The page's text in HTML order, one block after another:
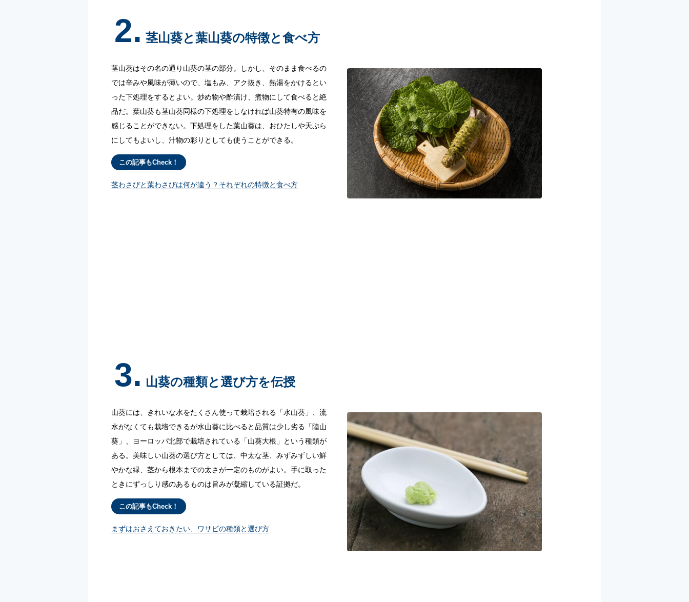
2. 茎山葵と葉山葵の特徴と食べ方
茎山葵はその名の通り山葵の茎の部分。しかし、そのまま食べるの
では辛みや風味が薄いので、塩もみ、アク抜き、熱湯をかけるとい
った下処理をするとよい。炒め物や酢漬け、煮物にして食べると絶
品だ。葉山葵も茎山葵同様の下処理をしなければ山葵特有の風味を
感じることができない。下処理をした葉山葵は、おひたしや天ぷら
にしてもよいし、汁物の彩りとしても使うことができる。
この記事もCheck！
茎わさびと葉わさびは何が違う？それぞれの特徴と食べ方
3. 山葵の種類と選び方を伝授
山葵には、きれいな水をたくさん使って栽培される「水山葵」、流
水がなくても栽培できるが水山葵に比べると品質は少し劣る「陸山
葵」、ヨーロッパ北部で栽培されている「山葵大根」という種類が
ある。美味しい山葵の選び方としては、中太な茎、みずみずしい鮮
やかな緑、茎から根本までの太さが一定のものがよい。手に取った
ときにずっしり感のあるものは旨みが凝縮している証拠だ。
この記事もCheck！
まずはおさえておきたい、ワサビの種類と選び方